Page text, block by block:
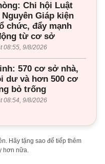
Chi hội Luật
Giáp kiện
chức, đẩy mạnh
từ cơ sở
08:55, 9/8/2026
570 cơ sở nhà,
dư và hơn 500 cơ
bỏ trống
08:54, 9/8/2026
Hãy tặng sao để tiếp thêm
hơn nữa.